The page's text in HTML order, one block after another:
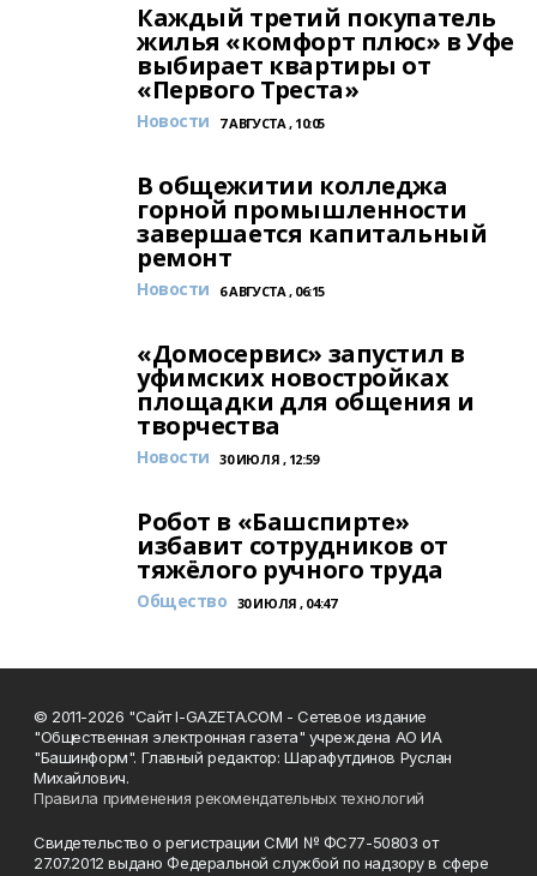
Каждый третий покупатель
жилья «комфорт плюс» в Уфе
выбирает квартиры от
«Первого Треста»
Новости 7 АВГУСТА , 10:05
В общежитии колледжа
горной промышленности
завершается капитальный
ремонт
Новости 6 АВГУСТА , 06:15
«Домосервис» запустил в
уфимских новостройках
площадки для общения и
творчества
Новости 30 ИЮЛЯ , 12:59
Робот в «Башспирте»
избавит сотрудников от
тяжёлого ручного труда
Общество 30 ИЮЛЯ , 04:47
© 2011-2026 "Сайт I-GAZETA.COM - Сетевое издание
"Общественная электронная газета" учреждена АО ИА
"Башинформ". Главный редактор: Шарафутдинов Руслан
Михайлович.
Правила применения рекомендательных технологий
Свидетельство о регистрации СМИ № ФС77-50803 от
27.07.2012 выдано Федеральной службой по надзору в сфере